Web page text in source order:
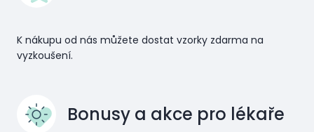
K nákupu od nás můžete dostat vzorky zdarma na
vyzkoušení.
Bonusy a akce pro lékaře